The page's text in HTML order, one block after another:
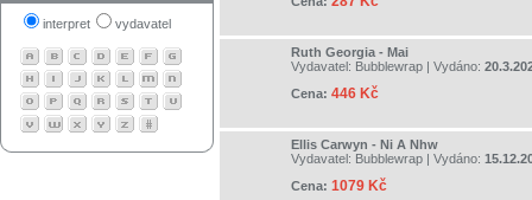
interpret vydavatel
Ruth Georgia - Mai
Vydavatel: Bubblewrap | Vydáno:
Cena: 446 Kč
Ellis Carwyn - Ni A Nhw
Vydavatel: Bubblewrap | Vydáno:
Cena: 1079 Kč